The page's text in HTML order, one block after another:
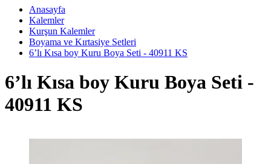
Anasayfa
Kalemler
Kurşun Kalemler
Boyama ve Kırtasiye Setleri
6’lı Kısa boy Kuru Boya Seti - 40911 KS
6’lı Kısa boy Kuru Boya Seti -
40911 KS